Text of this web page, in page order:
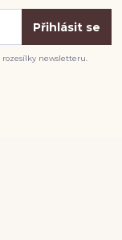
Přihlásit se
newsletteru.